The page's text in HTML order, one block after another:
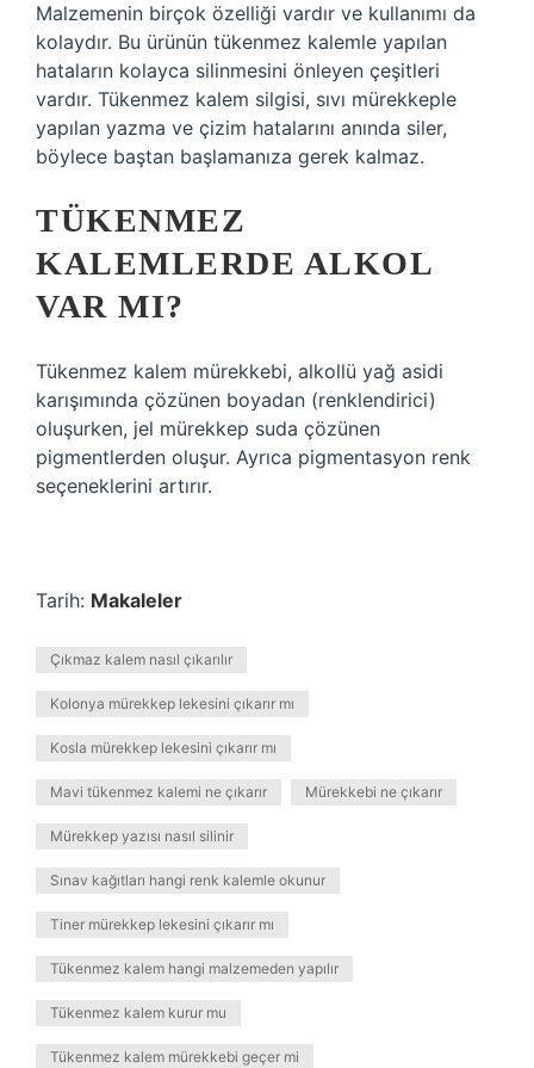
Malzemenin birçok özelliği vardır ve kullanımı da
kolaydır. Bu ürünün tükenmez kalemle yapılan
hataların kolayca silinmesini önleyen çeşitleri
vardır. Tükenmez kalem silgisi, sıvı mürekkeple
yapılan yazma ve çizim hatalarını anında siler,
böylece baştan başlamanıza gerek kalmaz.
TÜKENMEZ
KALEMLERDE ALKOL
VAR MI?
Tükenmez kalem mürekkebi, alkollü yağ asidi
karışımında çözünen boyadan (renklendirici)
oluşurken, jel mürekkep suda çözünen
pigmentlerden oluşur. Ayrıca pigmentasyon renk
seçeneklerini artırır.
Tarih: Makaleler
Çıkmaz kalem nasıl çıkarılır
Kolonya mürekkep lekesini çıkarır mı
Kosla mürekkep lekesini çıkarır mı
Mavi tükenmez kalemi ne çıkarır Mürekkebi ne çıkarır
Mürekkep yazısı nasıl silinir
Sınav kağıtları hangi renk kalemle okunur
Tiner mürekkep lekesini çıkarır mı
Tükenmez kalem hangi malzemeden yapılır
Tükenmez kalem kurur mu
Tükenmez kalem mürekkebi geçer mi